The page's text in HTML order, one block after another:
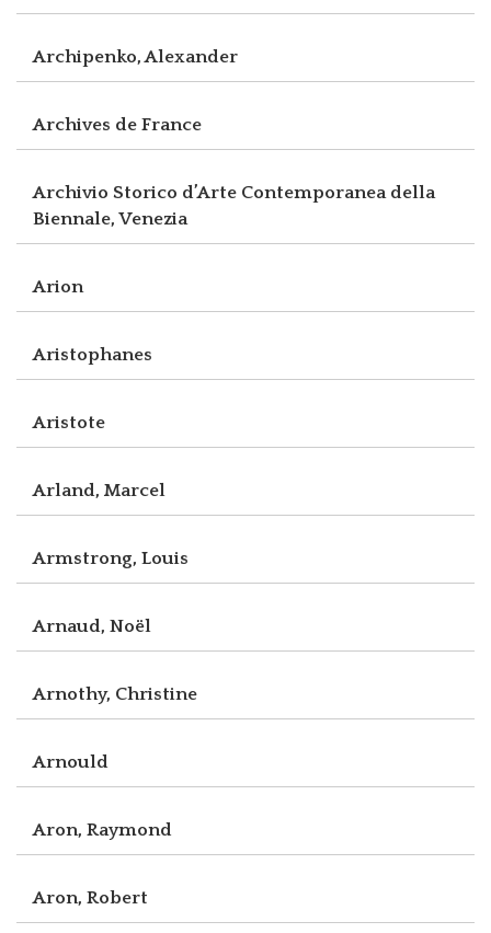
Archipenko, Alexander
Archives de France
Archivio Storico d’Arte Contemporanea della
Biennale, Venezia
Arion
Aristophanes
Aristote
Arland, Marcel
Armstrong, Louis
Arnaud, Noël
Arnothy, Christine
Arnould
Aron, Raymond
Aron, Robert